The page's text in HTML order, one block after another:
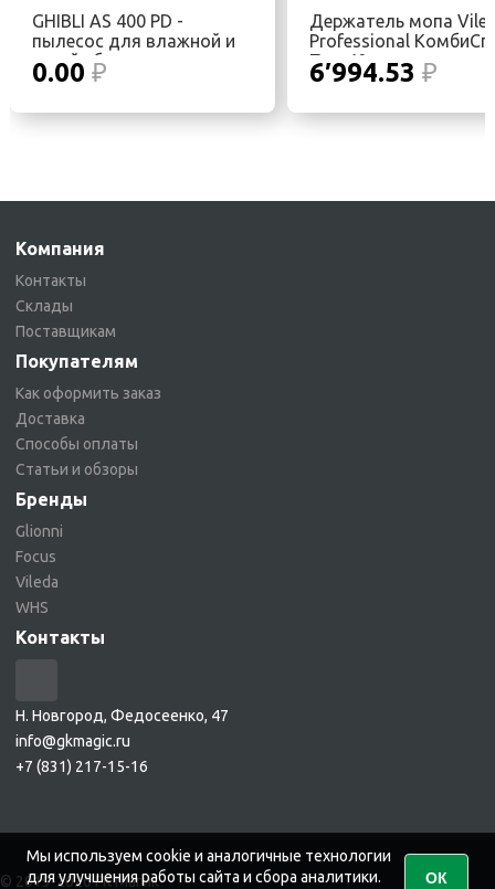
GHIBLI AS 400 PD -
пылесос для влажной и
сухой уборки
0.00 ₽
Держатель мопа
Professional
Про 40 см
серо-голубой
6′994.53 ₽
Компания
Контакты
Склады
Поставщикам
Покупателям
Как оформить заказ
Доставка
Способы оплаты
Статьи и обзоры
Бренды
Glionni
Focus
Vileda
WHS
Контакты
Н. Новгород, Федосеенко, 47
info@gkmagic.ru
+7 (831) 217-15-16
© 2019-2026 ГК Магик
Мы используем cookie и аналогичные технологии
для улучшения работы сайта и сбора аналитики.
ОК